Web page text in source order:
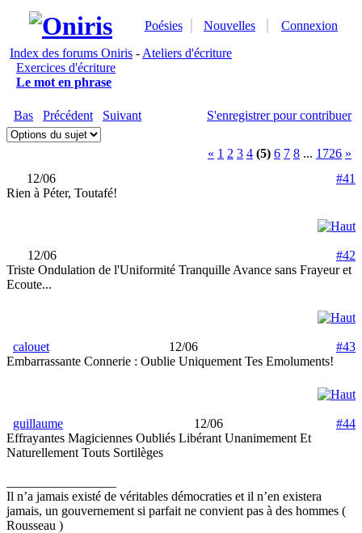
Poésies Nouvelles
Connexion
Index des forums Oniris - Ateliers d'écriture
Exercices d'écriture
Le mot en phrase
Bas Précédent Suivant S'enregistrer pour contribuer
« 1 2 3 4 (5) 6 7 8 ... 1726 »
12/06
#41
Rien à Péter, Toutafé!
12/06
#42
Triste Ondulation de l'Uniformité Tranquille Avance sans Frayeur et
Ecoute...
calouet 12/06
#43
Embarrassante Connerie : Oublie Uniquement Tes Emoluments!
guillaume 12/06
#44
Effrayantes Magiciennes Oubliés Libérant Unanimement Et
Naturellement Touts Sortilèges
Il n’a jamais existé de véritables démocraties et il n’en existera
jamais, un gouvernement si parfait ne convient pas à des hommes (
Rousseau )